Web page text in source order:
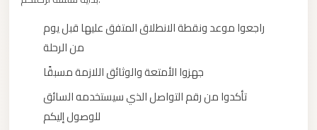
راجعوا موعد ونقطة الانطلاق المتفق عليها قبل يوم
من الرحلة
جهزوا الأمتعة والوثائق اللازمة مسبقًا
تأكدوا من رقم التواصل الذي سيستخدمه السائق
للوصول إليكم
Cairo